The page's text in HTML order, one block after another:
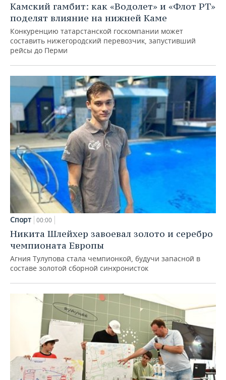
Камский гамбит: как «Водолет» и «Флот РТ»
поделят влияние на нижней Каме
Конкуренцию татарстанской госкомпании может
составить нижегородский перевозчик, запустивший
рейсы до Перми
Спорт 00:00
Никита Шлейхер завоевал золото и серебро
чемпионата Европы
Агния Тулупова стала чемпионкой, будучи запасной в
составе золотой сборной синхронисток